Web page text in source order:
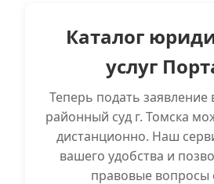
Каталог
услуг
Теперь подать заявление
районный суд г. Томска
дистанционно. Наш
вашего удобства и
правовые вопросы